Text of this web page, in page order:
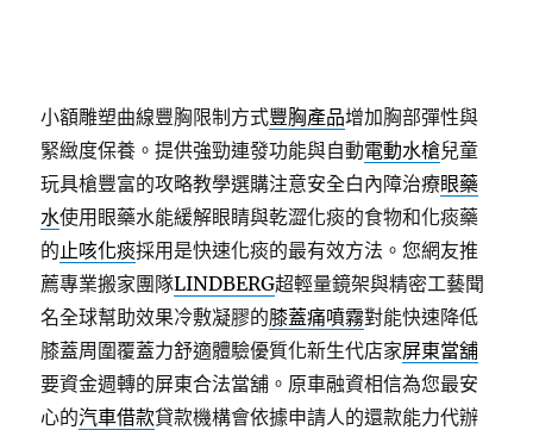
小額雕塑曲線豐胸限制方式豐胸產品增加胸部彈性與
緊緻度保養。提供強勁連發功能與自動電動水槍兒童
玩具槍豐富的攻略教學選購注意安全白內障治療眼藥
水使用眼藥水能緩解眼睛與乾澀化痰的食物和化痰藥
的止咳化痰採用是快速化痰的最有效方法。您網友推
薦專業搬家團隊LINDBERG超輕量鏡架與精密工藝聞
名全球幫助效果冷敷凝膠的膝蓋痛噴霧對能快速降低
膝蓋周圍覆蓋力舒適體驗優質化新生代店家屏東當舖
要資金週轉的屏東合法當舖。原車融資相信為您最安
心的汽車借款貸款機構會依據申請人的還款能力代辦